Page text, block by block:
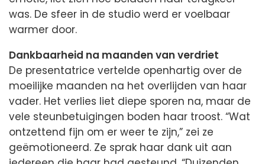
was. De sfeer in de studio werd er voelbaar
warmer door.
Dankbaarheid na maanden van verdriet
De presentatrice vertelde openhartig over de
moeilijke maanden na het overlijden van haar
vader. Het verlies liet diepe sporen na, maar de
vele steunbetuigingen boden haar troost. “Wat
ontzettend fijn om er weer te zijn,” zei ze
geëmotioneerd. Ze sprak haar dank uit aan